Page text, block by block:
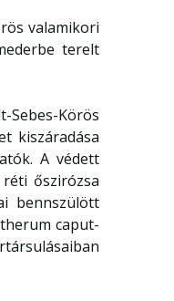
valamikori
terelt
Körös
kiszáradása
A védett
őszirózsa
bennszülött
caput-